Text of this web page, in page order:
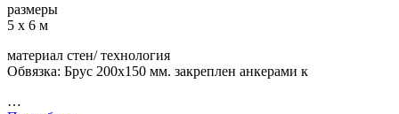
размеры
5 х 6 м
материал стен/ технология
Обвязка: Брус 200х150 мм. закреплен анкерами к
…